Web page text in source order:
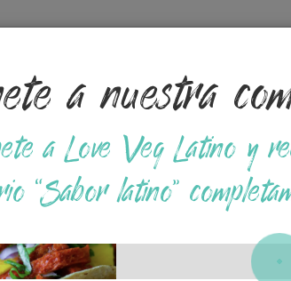
Opciones en Supermercados
a nuestra
a Love Veg Latino y
“Sabor latino”